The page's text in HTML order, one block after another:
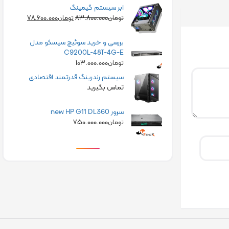
ابر سیستم گیمینگ
تومان۸۳.۸۰۰.۰۰۰تومان۷۸.۶۰۰.۰۰۰
بررسی و خرید سوئیچ سیسکو مدل
C9200L-48T-4G-E
تومان۱۰۳.۰۰۰.۰۰۰
سیستم رندرینگ قدرتمند اقتصادی
تماس بگیرید
سرور new HP G11 DL360
تومان۷۵۰.۰۰۰.۰۰۰